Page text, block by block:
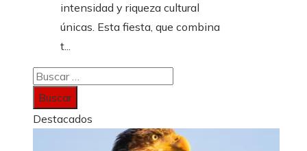
intensidad y riqueza cultural
únicas. Esta fiesta, que combina
t...
Buscar:
Destacados